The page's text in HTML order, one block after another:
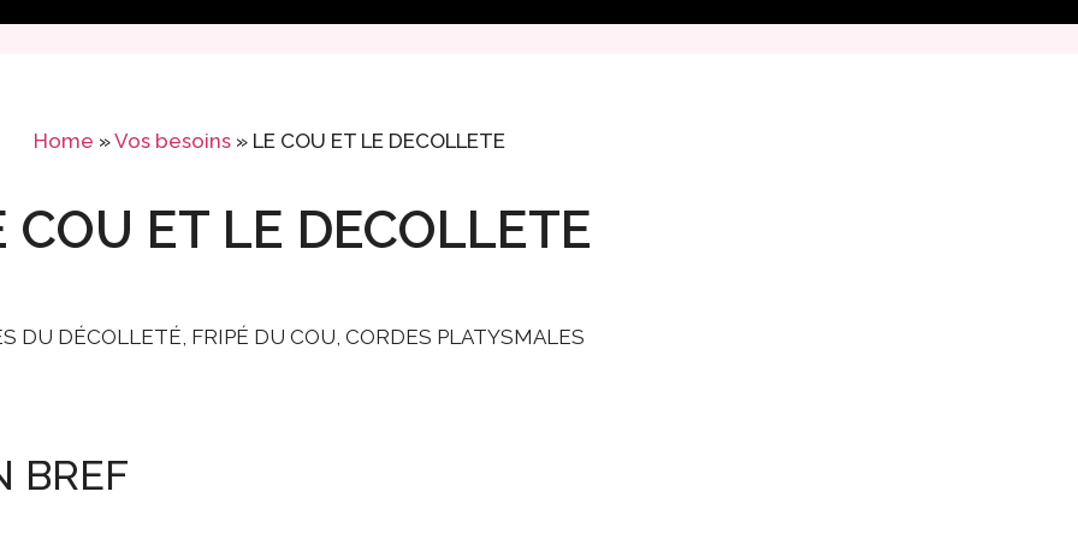
Home »Vos besoins » LE COU ET LE DECOLLETE
COU ET LE DECOLLETE
DU DÉCOLLETÉ, FRIPÉ DU COU, CORDES PLATYSMALES
BREF